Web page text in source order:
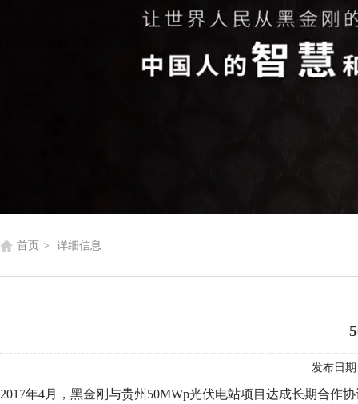
首页 > 详细信息
发布日
2017年4月，黑金刚与贵州50MWp光伏电站项目达成长期合作